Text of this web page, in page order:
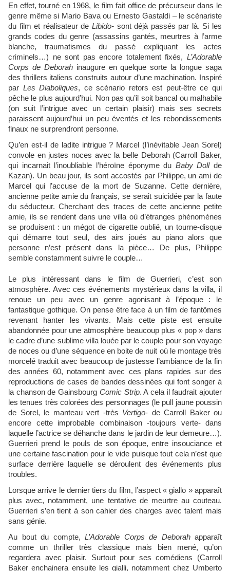
En effet, tourné en 1968, le film fait office de précurseur dans le
genre même si Mario Bava ou Ernesto Gastaldi – le scénariste
du film et réalisateur de Libido-sont déjà passés par là. Si les
grands codes du genre (assassins gantés, meurtres à l’arme
blanche, traumatismes du passé expliquant les actes
criminels…) ne sont pas encore totalement fixés, L’Adorable
Corps de Deborahinaugure en quelque sorte la longue saga
des thrillers italiens construits autour d’une machination. Inspiré
par Les Diaboliques, ce scénario retors est peut-être ce qui
pêche le plus aujourd’hui. Non pas qu’il soit bancal ou malhabile
(on suit l’intrigue avec un certain plaisir) mais ses secrets
paraissent aujourd’hui un peu éventés et les rebondissements
finaux ne surprendront personne.
Qu’en est-il de ladite intrigue ? Marcel (l’inévitable Jean Sorel)
convole en justes noces avec la belle Deborah (Carroll Baker,
qui incarnait l’inoubliable l’héroïne éponyme du Baby Dollde
Kazan). Un beau jour, ils sont accostés par Philippe, un ami de
Marcel qui l’accuse de la mort de Suzanne. Cette dernière,
ancienne petite amie du français, se serait suicidée par la faute
du séducteur. Cherchant des traces de cette ancienne petite
amie, ils se rendent dans une villa où d’étranges phénomènes
se produisent : un mégot de cigarette oublié, un tourne-disque
qui démarre tout seul, des airs joués au piano alors que
personne n’est présent dans la pièce… De plus, Philippe
semble constamment suivre le couple…
Le plus intéressant dans le film de Guerrieri, c’est son
atmosphère. Avec ces événements mystérieux dans la villa, il
renoue un peu avec un genre agonisant à l’époque : le
fantastique gothique. On pense être face à un film de fantômes
revenant hanter les vivants. Mais cette piste est ensuite
abandonnée pour une atmosphère beaucoup plus « pop » dans
le cadre d’une sublime villa louée par le couple pour son voyage
de noces ou d’une séquence en boite de nuit où le montage très
morcelé traduit avec beaucoup de justesse l’ambiance de la fin
des années 60, notamment avec ces plans rapides sur des
reproductions de cases de bandes dessinées qui font songer à
la chanson de Gainsbourg Comic Strip. A cela il faudrait ajouter
les tenues très colorées des personnages (le pull jaune poussin
de Sorel, le manteau vert -très Vertigo- de Carroll Baker ou
encore cette improbable combinaison -toujours verte- dans
laquelle l’actrice se déhanche dans le jardin de leur demeure…).
Guerrieri prend le pouls de son époque, entre insouciance et
une certaine fascination pour le vide puisque tout cela n’est que
surface derrière laquelle se déroulent des événements plus
troubles.
Lorsque arrive le dernier tiers du film, l’aspect « giallo » apparaît
plus avec, notamment, une tentative de meurtre au couteau.
Guerrieri s’en tient à son cahier des charges avec talent mais
sans génie.
Au bout du compte, L’Adorable Corps de Deborahapparaît
comme un thriller très classique mais bien mené, qu’on
regardera avec plaisir. Surtout pour ses comédiens (Carroll
Baker enchainera ensuite les gialli, notamment chez Umberto